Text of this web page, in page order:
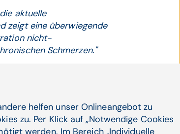
aktuelle
zeigt eine überwiegende
nicht-
Schmerzen."
helfen unser Onlineangebot zu
zu. Per Klick auf „Notwendige Cookies